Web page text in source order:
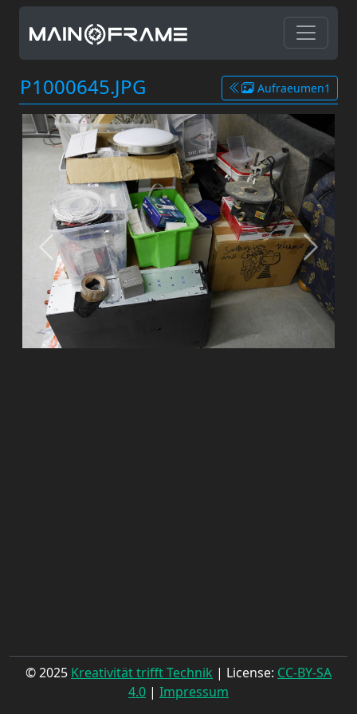
P1000645.JPG Aufraeumen1
© 2025 Kreativität trifft Technik | License: CC-BY-SA
4.0 | Impressum